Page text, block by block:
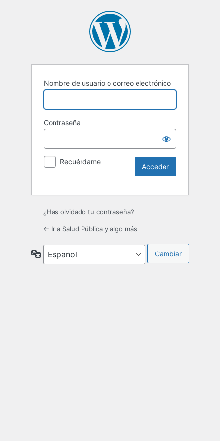
Nombre de usuario o correo electrónico
Contraseña
Recuérdame
¿Has olvidado tu contraseña?
← Ir a Salud Pública y algo más
Idioma